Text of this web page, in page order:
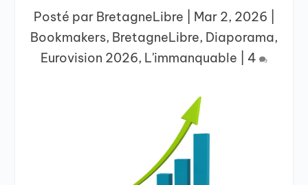
Posté par BretagneLibre Mar 2, 2026
Bookmakers, BretagneLibre, Diaporama,
Eurovision 2026, L'immanquable 4